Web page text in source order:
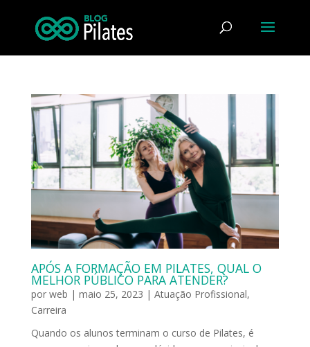
APÓS A FORMAÇÃO EM PILATES, QUAL O
MELHOR PÚBLICO PARA ATENDER?
por web | maio 25, 2023 | Atuação Profissional,
Carreira
Quando os alunos terminam o curso de Pilates, é